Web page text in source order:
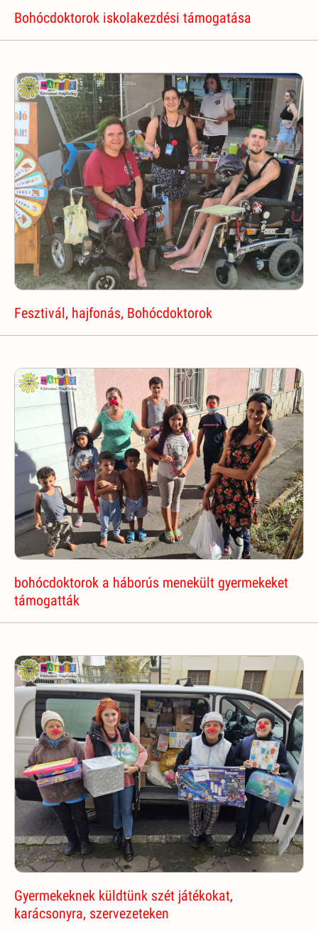
Bohócdoktorok iskolakezdési támogatása
Fesztivál, hajfonás, Bohócdoktorok
bohócdoktorok a háborús menekült gyermekeket
támogatták
Gyermekeknek küldtünk szét játékokat,
karácsonyra, szervezeteken